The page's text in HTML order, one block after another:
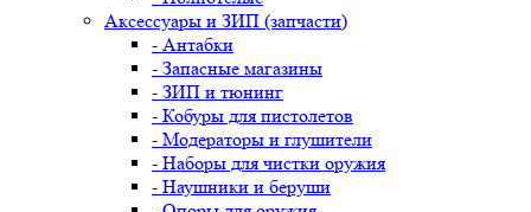
Аксессуары и ЗИП (запчасти)
- Антабки
- Запасные магазины
- ЗИП и тюнинг
- Кобуры для пистолетов
- Модераторы и глушители
- Наборы для чистки оружия
- Наушники и беруши